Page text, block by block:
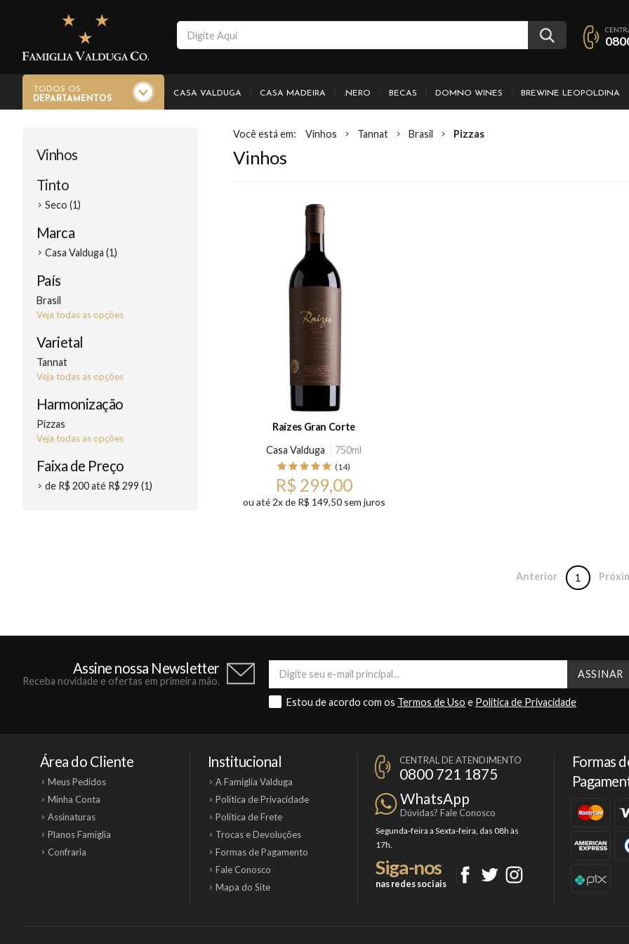
TODOS OS
DEPARTAMENTOS
CASA VALDUGA CASA MADEIRA .NERO BECAS DOMNO WINES BREWINE LEOPOLDINA
Vinhos
Tinto
Seco (1)
Marca
Casa Valduga (1)
País
Brasil
Veja todas as opções
Varietal
Tannat
Veja todas as opções
Harmonização
Pizzas
Veja todas as opções
Faixa de Preço
de R$ 200 até R$ 299 (1)
Vinhos Tannat Brasil Pizzas
Vinhos
Raízes Gran Corte
Casa Valduga
750ml
(14)
R$ 299,00
ou até 2x de R$ 149,50 sem juros
Anterior 1
Assine nossa Newsletter
Receba novidade e ofertas em primeira mão.
Estou de acordo com os Termos de Uso e Política de Privacidade
Área do Cliente
Meus Pedidos
Minha Conta
Assinaturas
Planos Famiglia
Confraria
Institucional
A Famiglia Valduga
Política de Privacidade
Política de Frete
Trocas e Devoluções
Formas de Pagamento
Fale Conosco
Mapa do Site
CENTRAL DE ATENDIMENTO
0800 721 1875
WhatsApp
Dúvidas? Fale Conosco
Segunda-feira a Sexta-feira, das 08h às
17h.
Siga-nos
nas redes sociais
Formas